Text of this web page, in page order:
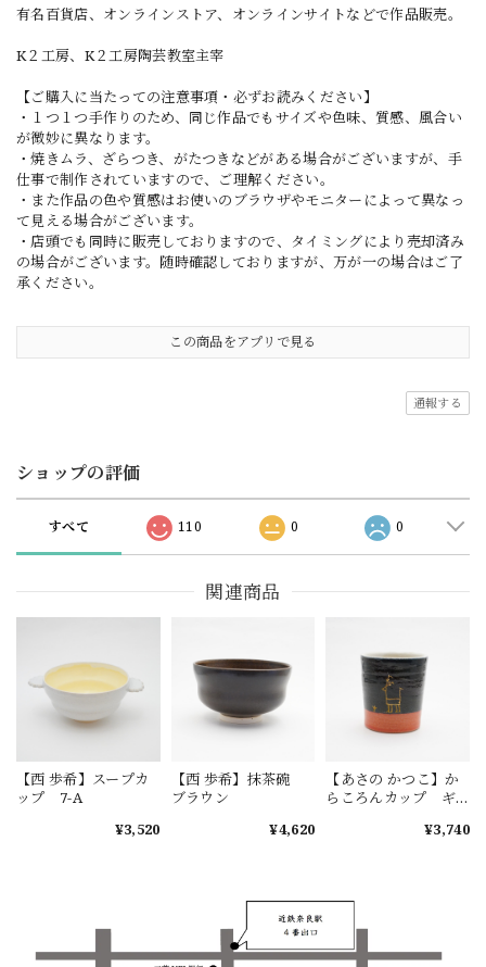
有名百貨店、オンラインストア、オンラインサイトなどで作品販売。
K２工房、K２工房陶芸教室主宰
【ご購入に当たっての注意事項・必ずお読みください】
・１つ１つ手作りのため、同じ作品でもサイズや色味、質感、風合い
が微妙に異なります。
・焼きムラ、ざらつき、がたつきなどがある場合がございますが、手
仕事で制作されていますので、ご理解ください。
・また作品の色や質感はお使いのブラウザやモニターによって異なっ
て見える場合がございます。
・店頭でも同時に販売しておりますので、タイミングにより売却済み
の場合がございます。随時確認しておりますが、万が一の場合はご了
承ください。
この商品をアプリで見る
通報する
ショップの評価
すべて 110 0 0
関連商品
【西 歩希】スープカ
ップ 7-A
¥3,520
【西 歩希】抹茶碗
ブラウン
¥4,620
【あさの かつこ】か
らころんカップ ギ
¥3,740